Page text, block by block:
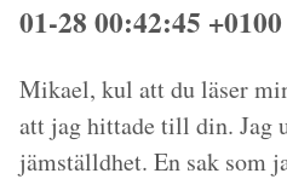
01-28 00:42:45 +0100
Mikael, kul att du läser
att jag hittade till din. Jag
jämställdhet. En sak som